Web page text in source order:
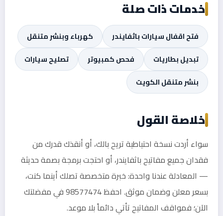
خدمات ذات صلة
فتح اقفال سيارات باثفايندر
كهرباء وبنشر متنقل
تبديل بطاريات
فحص كمبيوتر
تصليح سيارات
بنشر متنقل الكويت
خلاصة القول
سواء أردت نسخة احتياطية تريح بالك، أو أنقذك قدرك من
فقدان جميع مفاتيح باثفايندر، أو احتجت برمجة بصمة حديثة
— المعادلة عندنا واحدة: خبرة متخصصة تصلك أينما كنت،
بسعر معلن وضمان موثق. احفظ 98577474 في مفضلتك
الآن؛ فمواقف المفاتيح تأتي دائماً بلا موعد.